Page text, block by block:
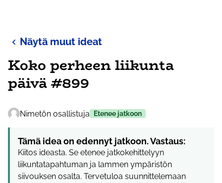
Näytä muut ideat
Koko perheen liikunta
päivä #899
Nimetön osallistuja Etenee jatkoon
Tämä idea on edennyt jatkoon. Vastaus:
Kiitos ideasta. Se etenee jatkokehittelyyn
liikuntatapahtuman ja lammen ympäristön
siivouksen osalta. Tervetuloa suunnittelemaan